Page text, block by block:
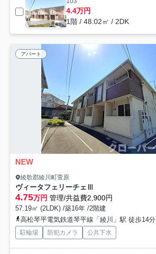
4.4万円
1階 / 48.02㎡ / 2DK
アパート
NEW
綾歌郡綾川町萱原
ヴィータフェリーチェⅢ
4.75万円 管理/共益費2,900円
57.19㎡ (2LDK) /築16年 /2階建
高松琴平電気鉄道琴平線「綾川」駅 徒歩14分
駐輪場 防犯カメラ 公共下水